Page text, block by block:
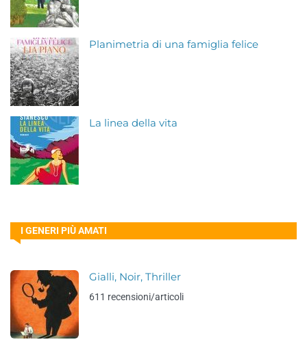
Planimetria di una famiglia felice
La linea della vita
I GENERI PIÙ AMATI
Gialli, Noir, Thriller
611 recensioni/articoli